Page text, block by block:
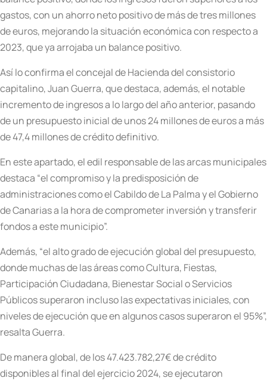
gastos, con un ahorro neto positivo de más de tres millones
de euros, mejorando la situación económica con respecto a
2023, que ya arrojaba un balance positivo.
Así lo confirma el concejal de Hacienda del consistorio
capitalino, Juan Guerra, que destaca, además, el notable
incremento de ingresos a lo largo del año anterior, pasando
de un presupuesto inicial de unos 24 millones de euros a más
de 47,4 millones de crédito definitivo.
En este apartado, el edil responsable de las arcas municipales
destaca “el compromiso y la predisposición de
administraciones como el Cabildo de La Palma y el Gobierno
de Canarias a la hora de comprometer inversión y transferir
fondos a este municipio”.
Además, “el alto grado de ejecución global del presupuesto,
donde muchas de las áreas como Cultura, Fiestas,
Participación Ciudadana, Bienestar Social o Servicios
Públicos superaron incluso las expectativas iniciales, con
niveles de ejecución que en algunos casos superaron el 95%”,
resalta Guerra.
De manera global, de los 47.423.782,27€ de crédito
disponibles al final del ejercicio 2024, se ejecutaron